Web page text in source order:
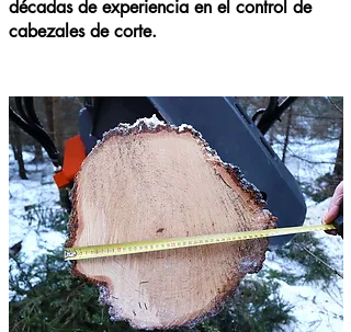
décadas de experiencia en el control de
cabezales de corte.